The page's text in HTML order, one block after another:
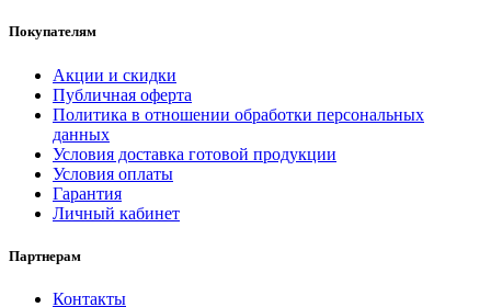
Покупателям
Акции и скидки
Публичная оферта
Политика в отношении обработки персональных
данных
Условия доставка готовой продукции
Условия оплаты
Гарантия
Личный кабинет
Партнерам
Контакты